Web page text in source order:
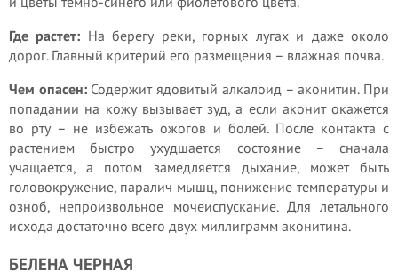
Где растет: На берегу реки, горных лугах и даже около
дорог. Главный критерий его размещения – влажная почва.
Чем опасен:Содержит ядовитый алкалоид – аконитин. При
попадании на кожу вызывает зуд, а если аконит окажется
во рту – не избежать ожогов и болей. После контакта с
растением быстро ухудшается состояние – сначала
учащается, а потом замедляется дыхание, может быть
головокружение, паралич мышц, понижение температуры и
озноб, непроизвольное мочеиспускание. Для летального
исхода достаточно всего двух миллиграмм аконитина.
БЕЛЕНА ЧЕРНАЯ